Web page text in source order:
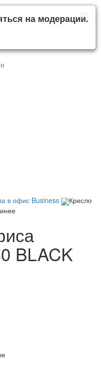
в офис Business
Кресло
BLACK
на модерации.